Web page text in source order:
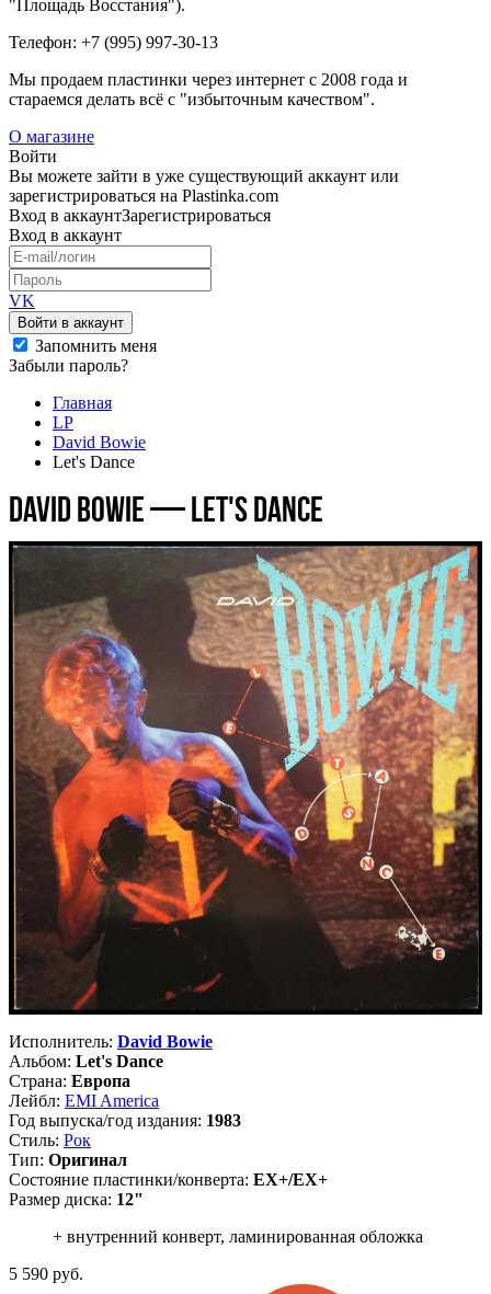
"Площадь Восстания").
Телефон: +7 (995) 997-30-13
Мы продаем пластинки через интернет c 2008 года и
стараемся делать всё с "избыточным качеством".
О магазине
Войти
Вы можете зайти в уже существующий аккаунт или
зарегистрироваться на Plastinka.com
Вход в аккаунтЗарегистрироваться
Вход в аккаунт
VK
Войти в аккаунт
Запомнить меня
Забыли пароль?
Главная
LP
David Bowie
Let's Dance
David Bowie — Let's Dance
Исполнитель: David Bowie
Альбом: Let's Dance
Страна: Европа
Лейбл: EMI America
Год выпуска/год издания: 1983
Стиль: Рок
Тип: Оригинал
Состояние пластинки/конверта: EX+/EX+
Размер диска: 12"
+ внутренний конверт, ламинированная обложка
5 590 руб.